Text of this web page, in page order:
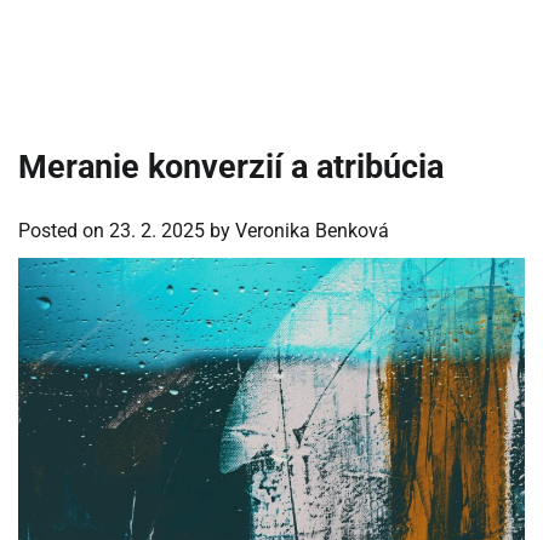
Meranie konverzií a atribúcia
Posted on 23. 2. 2025 by Veronika Benková